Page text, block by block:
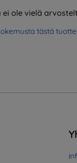
ole vielä
tästä